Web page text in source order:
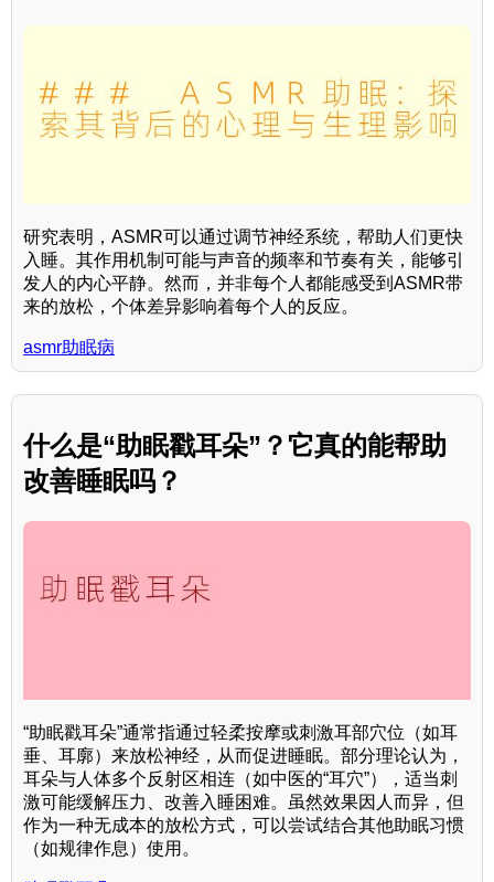
研究表明，ASMR可以通过调节神经系统，帮助人们更快
入睡。其作用机制可能与声音的频率和节奏有关，能够引
发人的内心平静。然而，并非每个人都能感受到ASMR带
来的放松，个体差异影响着每个人的反应。
asmr助眠病
什么是“助眠戳耳朵”？它真的能帮助
改善睡眠吗？
“助眠戳耳朵”通常指通过轻柔按摩或刺激耳部穴位（如耳
垂、耳廓）来放松神经，从而促进睡眠。部分理论认为，
耳朵与人体多个反射区相连（如中医的“耳穴”），适当刺
激可能缓解压力、改善入睡困难。虽然效果因人而异，但
作为一种无成本的放松方式，可以尝试结合其他助眠习惯
（如规律作息）使用。